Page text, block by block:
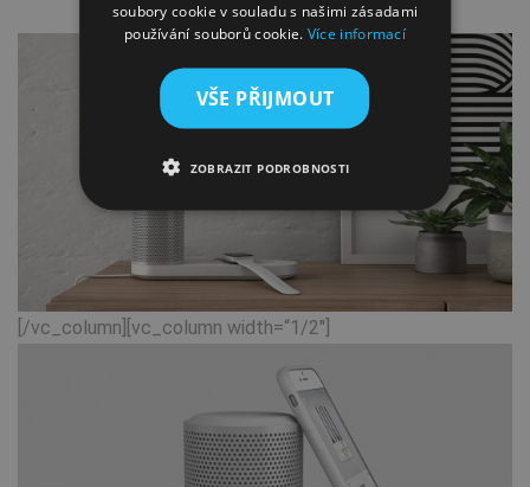
[/vc_column][vc_column width=“1/2″]
CZECH
HUNGARIAN
SLOVAK
SLOVENIAN
POLISH
soubory cookie v souladu s našimi zásadami
používání souborů cookie. Více informací
VŠE PŘIJMOUT
ZOBRAZIT PODROBNOSTI